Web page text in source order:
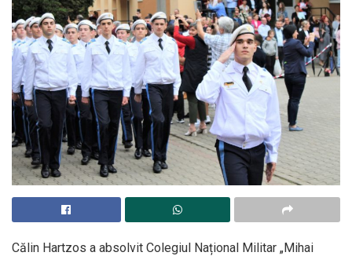
Călin Hartzos a absolvit Colegiul Național Militar „Mihai